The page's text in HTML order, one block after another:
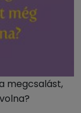
megcsalást,